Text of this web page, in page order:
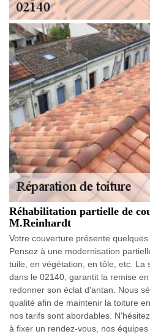
Réhabilitation partielle de
M.Reinhardt
Votre couverture présente
Pensez à une modernisation
tuile, en végétation, en tôle, etc. La
dans le 02140, garantit la remise
redonner son éclat d'antan. Nous
qualité afin de maintenir la toiture
nos tarifs sont abordables.
à fixer un rendez-vous, nos